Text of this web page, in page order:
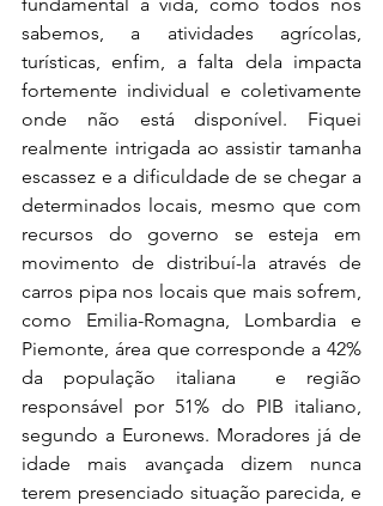
sabemos, a atividades agrícolas,
turísticas, enfim, a falta dela impacta
fortemente individual e coletivamente
onde não está disponível. Fiquei
realmente intrigada ao assistir tamanha
escassez e a dificuldade de se chegar a
determinados locais, mesmo que com
recursos do governo se esteja em
movimento de distribuí-la através de
carros pipa nos locais que mais sofrem,
como Emilia-Romagna, Lombardia e
Piemonte, área que corresponde a 42%
da população italiana  e região
responsável por 51% do PIB italiano,
segundo a Euronews. Moradores já de
idade mais avançada dizem nunca
terem presenciado situação parecida, e